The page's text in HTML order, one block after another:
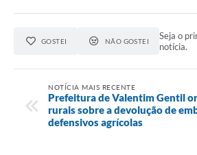
GOSTEI NÃO GOSTEI
Seja o
notícia.
NOTÍCIA MAIS RECENTE
Prefeitura de Valentim Gentil
rurais sobre a devolução de
defensivos agrícolas